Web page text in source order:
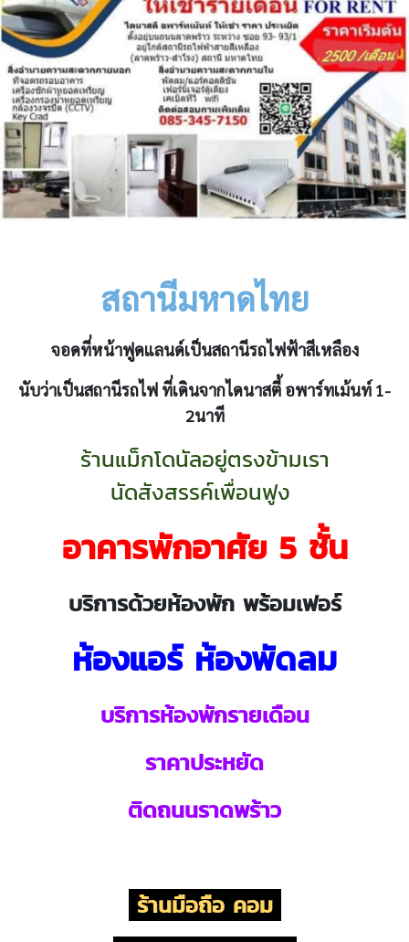
สถานีมหาดไทย
จอดที่หน้าฟูดแลนด์เป็นสถานีรถไฟฟ้าสีเหลือง
นับว่าเป็นสถานีรถไฟ ที่เดินจากไดนาสตี้ อพาร์ทเม้นท์ 1-
2นาที
ร้านแม็กโดนัลอยู่ตรงข้ามเรา
นัดสังสรรค์เพื่อนฟูง
อาคารพักอาศัย 5 ชั้น
บริการด้วยห้องพัก พร้อมเฟอร์
ห้องแอร์ ห้องพัดลม
บริการห้องพักรายเดือน
ราคาประหยัด
ติดถนนราดพร้าว
ร้านมือถือ คอม